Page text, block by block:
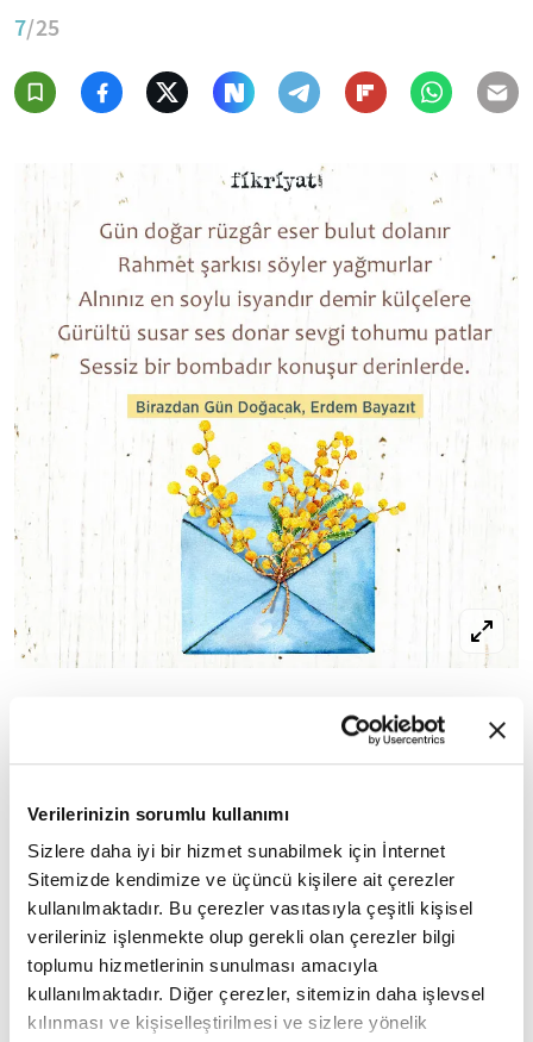
Verilerinizin sorumlu kullanımı
Sizlere daha iyi bir hizmet sunabilmek için İnternet
Sitemizde kendimize ve üçüncü kişilere ait çerezler
kullanılmaktadır. Bu çerezler vasıtasıyla çeşitli kişisel
verileriniz işlenmekte olup gerekli olan çerezler bilgi
toplumu hizmetlerinin sunulması amacıyla
kullanılmaktadır. Diğer çerezler, sitemizin daha işlevsel
kılınması ve kişiselleştirilmesi ve sizlere yönelik
7/25
Zaman akar yer direnir gökyüzü kanat
Karanlığın ormanında iman güneşidir
gözünüz
Soluğunuz umutsuz ceylanların
gözyaşına sünger.
Gün doğar rüzgâr eser bulut dolanır
Rahmet şarkısı söyler yağmurlar
Alnınız en soylu isyandır demir külçelere